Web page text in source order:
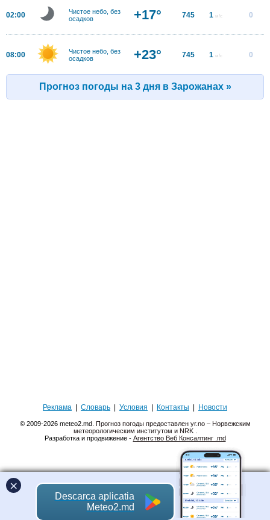
02:00
Чистое небо, без
осадков
+17° 745 1 м/с 0
08:00
Чистое небо, без
осадков
+23° 745 1 м/с 0
Прогноз погоды на 3 дня в Зарожанах »
Реклама Словарь Условия Контакты Новости
© 2009-2026 meteo2.md. Прогноз погоды предоставлен yr.no – Норвежским
метеорологическим институтом и NRK
Разработка и продвижение - Агентство Веб Консалтинг .md
×
Descarca aplicatia
Meteo2.md